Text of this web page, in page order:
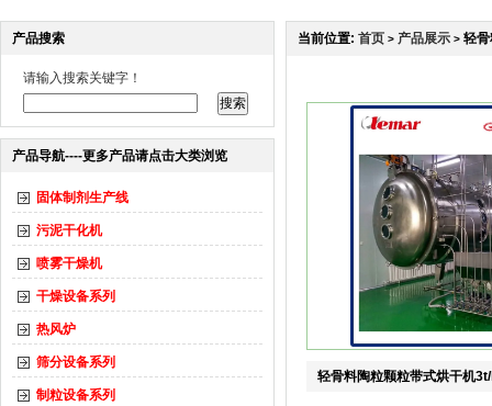
产品搜索
请输入搜索关键字！
产品导航----更多产品请点击大类浏览
固体制剂生产线
污泥干化机
喷雾干燥机
干燥设备系列
热风炉
筛分设备系列
制粒设备系列
当前位置: 首页 > 产品展示 > 轻
轻骨料陶粒颗粒带式烘干机